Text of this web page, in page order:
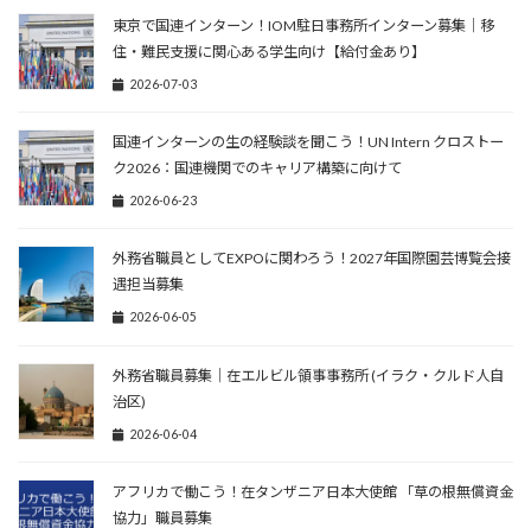
東京で国連インターン！IOM駐日事務所インターン募集｜移
住・難民支援に関心ある学生向け【給付金あり】
2026-07-03
国連インターンの生の経験談を聞こう！UN Intern クロストー
ク2026：国連機関でのキャリア構築に向けて
2026-06-23
外務省職員としてEXPOに関わろう！2027年国際園芸博覧会接
遇担当募集
2026-06-05
外務省職員募集｜在エルビル領事事務所 (イラク・クルド人自
治区)
2026-06-04
アフリカで働こう！在タンザニア日本大使館 「草の根無償資金
協力」職員募集